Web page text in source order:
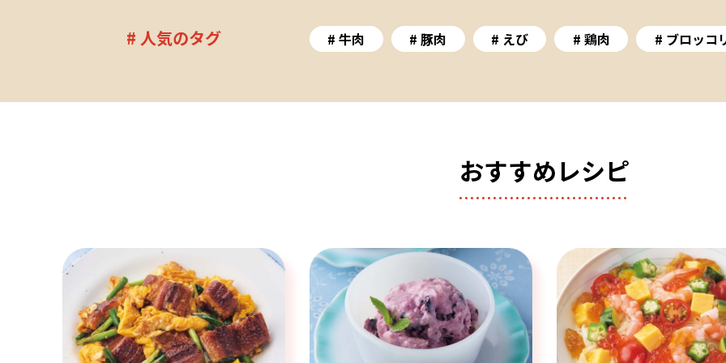
# 人気のタグ 牛肉 豚肉 えび 鶏肉 ブロッコ
おすすめレシピ